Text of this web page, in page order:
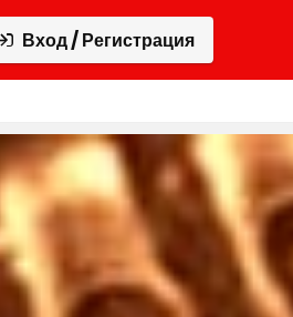
Вход / Регистрация